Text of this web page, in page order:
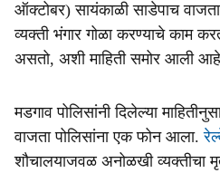
r
e
ऑक्टोबर) सायंकाळी साडेपाच
व्यक्ती भंगार गोळा करण्याचे काम
असतो, अशी माहिती समोर आली
मडगाव पोलिसांनी दिलेल्या
वाजता पोलिसांना एक फोन आला.
शौचालयाजवळ अनोळखी व्यक्तीचा